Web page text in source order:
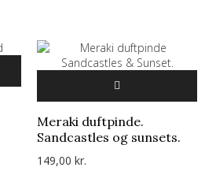
Meraki duftpinde.
Sandcastles og sunsets.
149,00 kr.